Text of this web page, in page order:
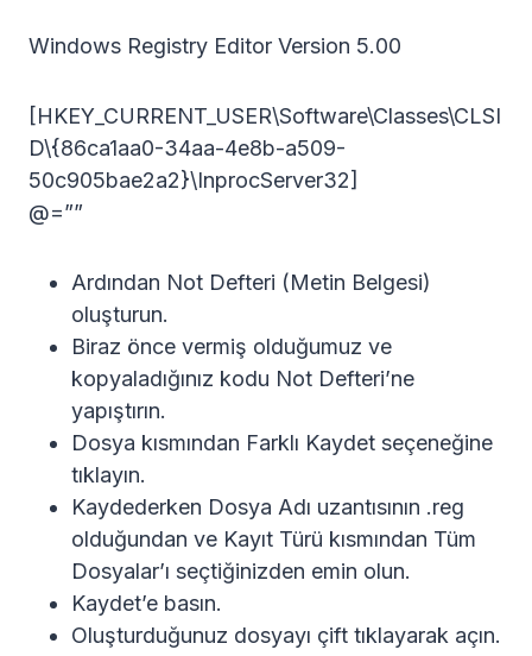
Windows Registry Editor Version 5.00
[HKEY_CURRENT_USER\Software\Classes\CLSI
D\{86ca1aa0-34aa-4e8b-a509-
50c905bae2a2}\InprocServer32]
@=””
Ardından Not Defteri (Metin Belgesi)
oluşturun.
Biraz önce vermiş olduğumuz ve
kopyaladığınız kodu Not Defteri’ne
yapıştırın.
Dosya kısmından Farklı Kaydet seçeneğine
tıklayın.
Kaydederken Dosya Adı uzantısının .reg
olduğundan ve Kayıt Türü kısmından Tüm
Dosyalar’ı seçtiğinizden emin olun.
Kaydet’e basın.
Oluşturduğunuz dosyayı çift tıklayarak açın.